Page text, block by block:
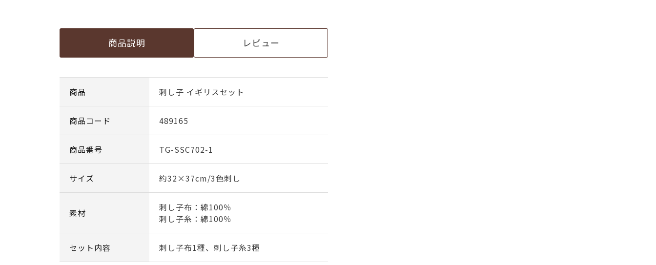
商品説明 レビュー
商品 刺し子 イギリスセット
商品コード 489165
商品番号 TG-SSC702-1
サイズ 約32×37cm/3色刺し
素材
刺し子布：綿100％
刺し子糸：綿100％
セット内容 刺し子布1種、刺し子糸3種